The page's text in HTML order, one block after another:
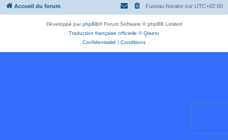
Accueil du forum Fuseau horaire sur UTC+02:00
Développé parphpBB® Forum Software © phpBB Limited
Traduction française officielle ©Qiaeru
Confidentialité | Conditions